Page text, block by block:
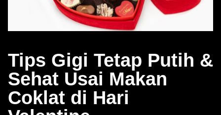
Tips Gigi Tetap Putih &
Sehat Usai Makan
Coklat di Hari